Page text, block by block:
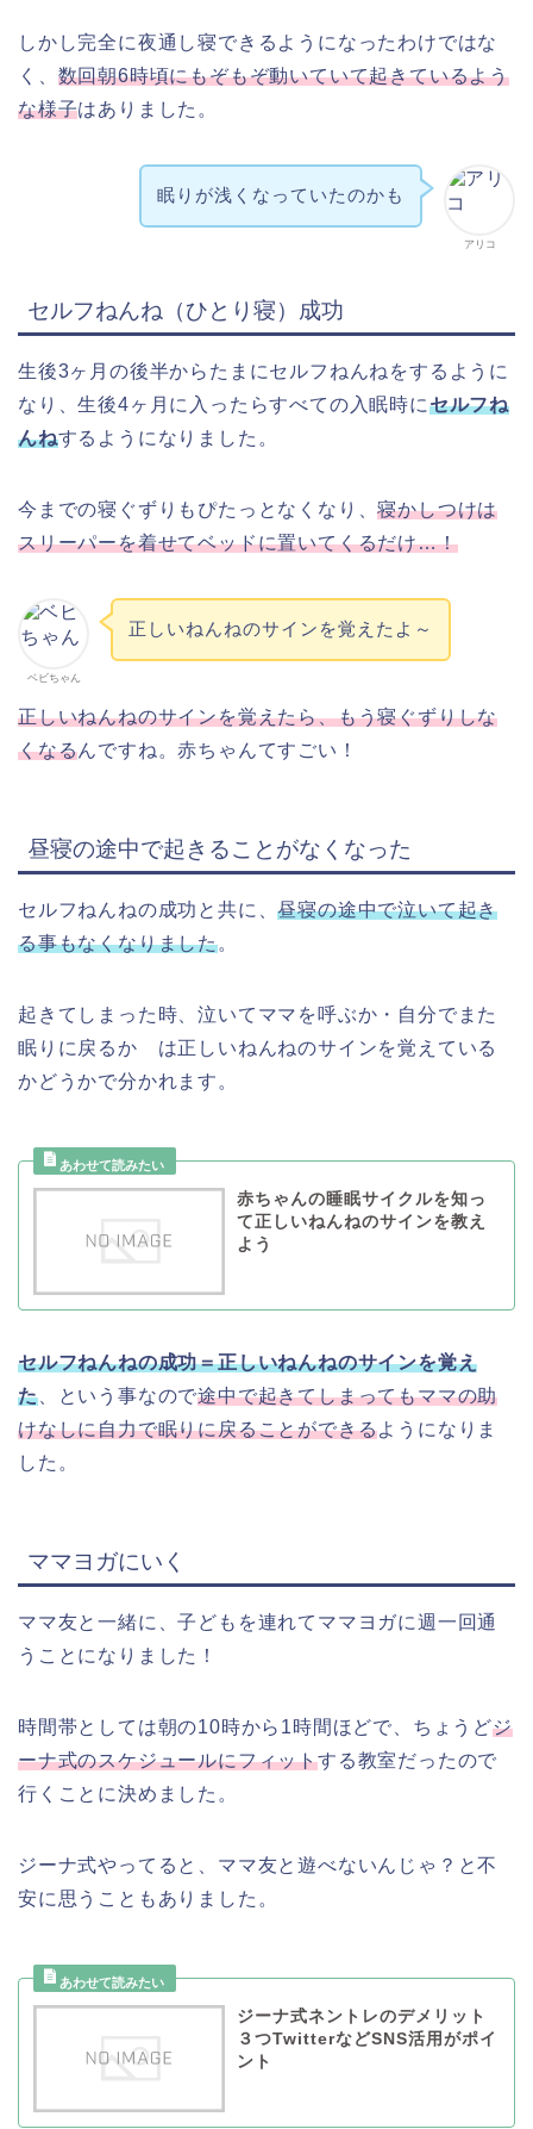
しかし完全に夜通し寝できるようになったわけではな
く、 数回朝6時頃にもぞもぞ動いていて起きているよう
な様子はありました。
アリコ
眠りが浅くなっていたのかも
セルフねんね（ひとり寝）成功
生後3ヶ月の後半からたまにセルフねんねをするように
なり、生後4ヶ月に入ったらすべての入眠時にセルフね
んねするようになりました。
今までの寝ぐずりもぴたっとなくなり、寝かしつけは
スリーパーを着せてベッドに置いてくるだけ…！
ベビちゃん
正しいねんねのサインを覚えたよ～
正しいねんねのサインを覚えたら、もう寝ぐずりしな
くなるんですね。赤ちゃんてすごい！
昼寝の途中で起きることがなくなった
セルフねんねの成功と共に、昼寝の途中で泣いて起き
る事もなくなりました。
起きてしまった時、泣いてママを呼ぶか・自分でまた
眠りに戻るか は正しいねんねのサインを覚えている
かどうかで分かれます。
赤ちゃんの睡眠サイクルを知っ
て正しいねんねのサインを教え
よう
セルフねんねの成功＝正しいねんねのサインを覚え
た、という事なので途中で起きてしまってもママの助
けなしに自力で眠りに戻ることができるようになりま
した。
ママヨガにいく
ママ友と一緒に、子どもを連れてママヨガに週一回通
うことになりました！
時間帯としては朝の10時から1時間ほどで、ちょうどジ
ーナ式のスケジュールにフィットする教室だったので
行くことに決めました。
ジーナ式やってると、ママ友と遊べないんじゃ？と不
安に思うこともありました。
ジーナ式ネントレのデメリット
３つTwitterなどSNS活用がポイ
ント